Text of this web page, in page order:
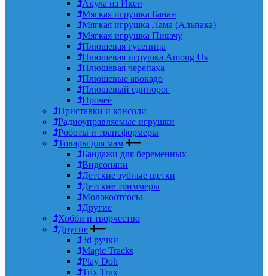
Акула из Икеи
Мягкая игрушка Банан
Мягкая игрушка Лама (Альпака)
Мягкая игрушка Пикачу
Плюшевая гусеница
Плюшевая игрушка Among Us
Плюшевая черепаха
Плюшевые авокадо
Плюшевый единорог
Прочее
Приставки и консоли
Радиоуправляемые игрушки
Роботы и трансформеры
Товары для мам
Бандажи для беременных
Видеоняни
Детские зубные щетки
Детские триммеры
Молокоотсосы
Другие
Хобби и творчество
Другие
3d ручки
Magic Tracks
Play Doh
Trix Trux